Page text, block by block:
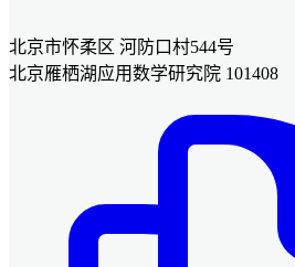
北京市怀柔区 河防口村544号
北京雁栖湖应用数学研究院 101408